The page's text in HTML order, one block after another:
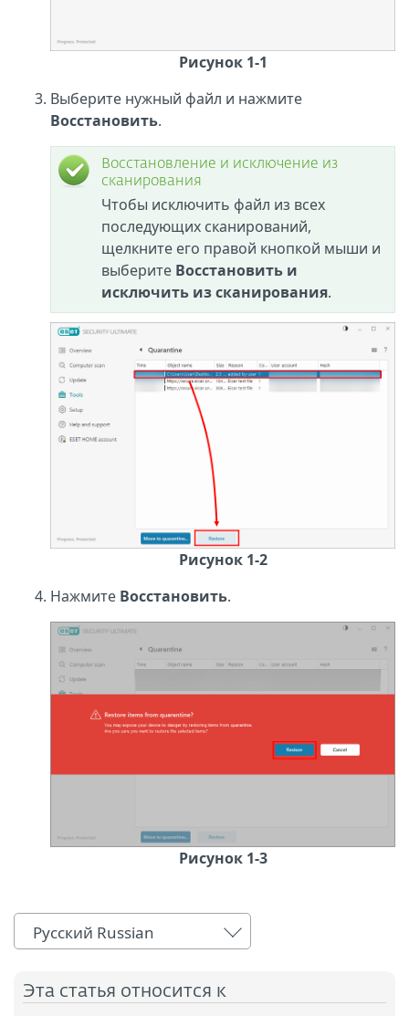
Рисунок 1-1
Выберите нужный файл и нажмите
Восстановить.
Восстановление и исключение из
сканирования
Чтобы исключить файл из всех
последующих сканирований,
щелкните его правой кнопкой мыши и
выберите Восстановить и
исключить из сканирования.
Рисунок 1-2
Нажмите Восстановить.
Рисунок 1-3
Русский Russian
Эта статья относится к